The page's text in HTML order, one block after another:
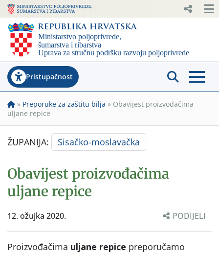
Pristupačnost
» Preporuke za zaštitu bilja » Obavijest proizvođačima
uljane repice
ŽUPANIJA: Sisačko-moslavačka
Obavijest proizvođačima
uljane repice
12. ožujka 2020. PODIJELI
Proizvođačima uljane repice preporučamo